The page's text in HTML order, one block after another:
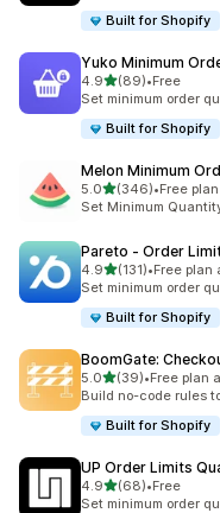
Built for Shopify
Yuko Minimum
4.9เต็ม 5 ดาว
(89)
ทั้งหมด 89 รีวิว
•Free
Set minimum order
Built for Shopify
Melon Minimum
5.0เต็ม 5 ดาว
(346)
ทั้งหมด 346 รีวิว
•Free
Set Minimum
Pareto ‑ Order
4.9เต็ม 5 ดาว
(131)
ทั้งหมด 131 รีวิว
•Free plan
Set minimum order
Built for Shopify
BoomGate:
5.0เต็ม 5 ดาว
(39)
ทั้งหมด 39 รีวิว
•Free plan
Build no-code rules
Built for Shopify
UP Order Limits
4.9เต็ม 5 ดาว
(68)
ทั้งหมด 68 รีวิว
•Free
Set minimum order